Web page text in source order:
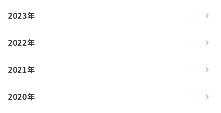
2023年
2022年
2021年
2020年